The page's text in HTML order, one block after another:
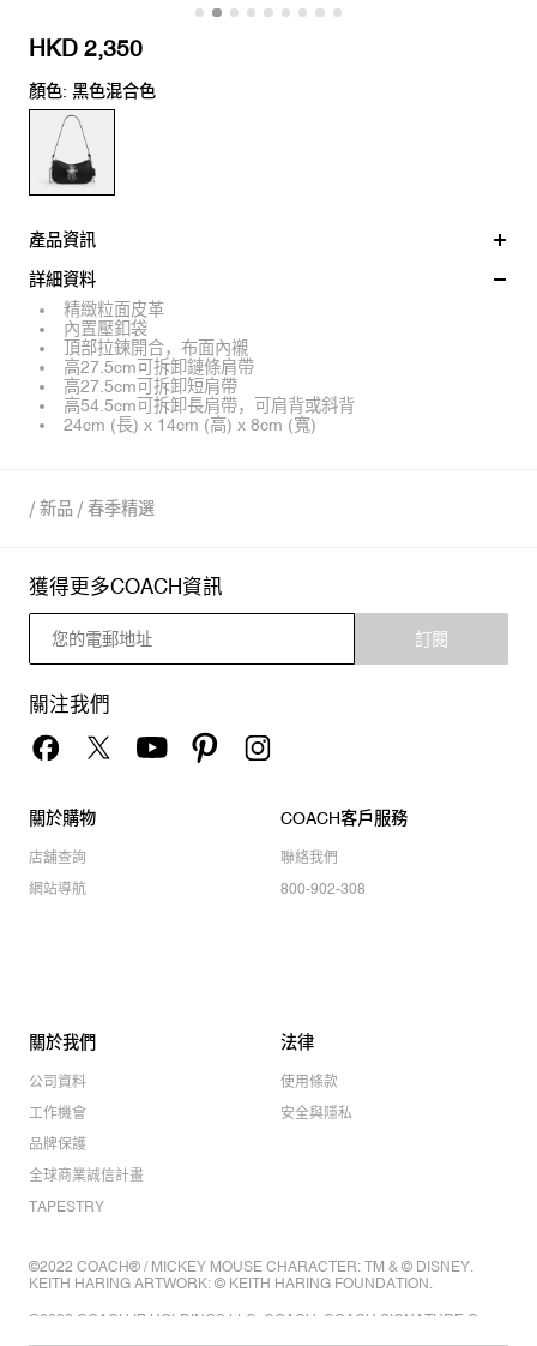
HKD 2,350
顏色: 黑色混合色
產品資訊
詳細資料
精緻粒面皮革
內置壓釦袋
頂部拉鍊開合，布面內襯
高27.5cm可拆卸鏈條肩帶
高27.5cm可拆卸短肩帶
高54.5cm可拆卸長肩帶，可肩背或斜背
24cm (長) x 14cm (高) x 8cm (寬)
/ 新品 / 春季精選
獲得更多COACH資訊
訂閱
關注我們
關於購物
店舖查詢
網站導航
COACH客戶服務
聯絡我們
800-902-308
關於我們
公司資料
工作機會
品牌保護
全球商業誠信計畫
TAPESTRY
法律
使用條款
安全與隱私
©2022 COACH® / MICKEY MOUSE CHARACTER: TM & © DISNEY.
KEITH HARING ARTWORK: © KEITH HARING FOUNDATION.
©2022 COACH IP HOLDINGS LLC. COACH, COACH SIGNATURE C